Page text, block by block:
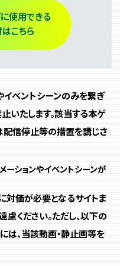
使用できる
こちら
イベントシーンのみを繋ぎ
いたします。該当する本ゲ
配信停止等の措置を講じさ
ーションやイベントシーンが
対価が必要となるサイトま
ください。ただし、以下の
は、当該動画・静止画等を